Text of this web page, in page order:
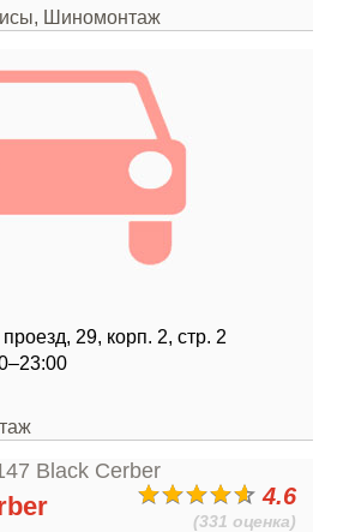
Шиномонтаж
29, корп. 2, стр. 2
4.6
(331 оценка)